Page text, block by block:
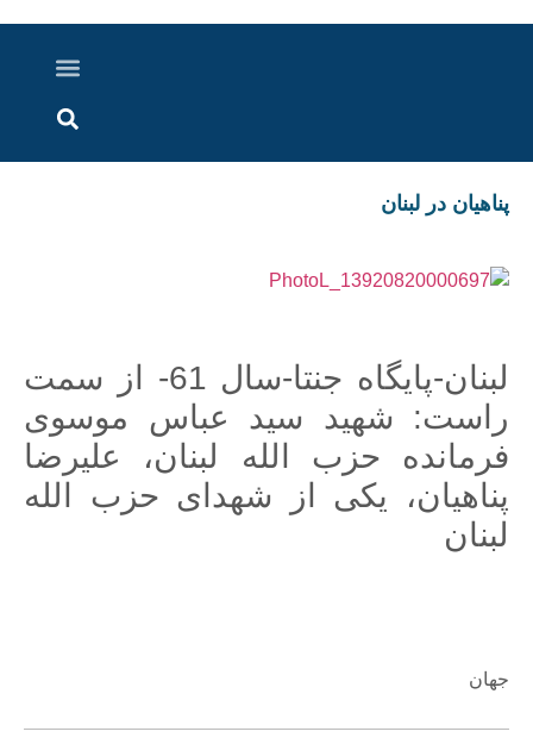
پناهیان در لبنان
لبنان-پایگاه جنتا-سال 61- از سمت
راست: شهید سید عباس موسوی
فرمانده حزب الله لبنان، علیرضا
پناهیان، یکی از شهدای حزب الله
لبنان
جهان